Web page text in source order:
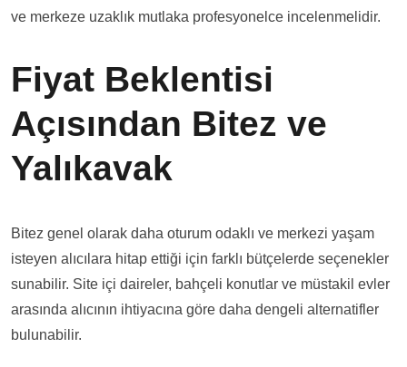
ve merkeze uzaklık mutlaka profesyonelce incelenmelidir.
Fiyat Beklentisi
Açısından Bitez ve
Yalıkavak
Bitez genel olarak daha oturum odaklı ve merkezi yaşam
isteyen alıcılara hitap ettiği için farklı bütçelerde seçenekler
sunabilir. Site içi daireler, bahçeli konutlar ve müstakil evler
arasında alıcının ihtiyacına göre daha dengeli alternatifler
bulunabilir.